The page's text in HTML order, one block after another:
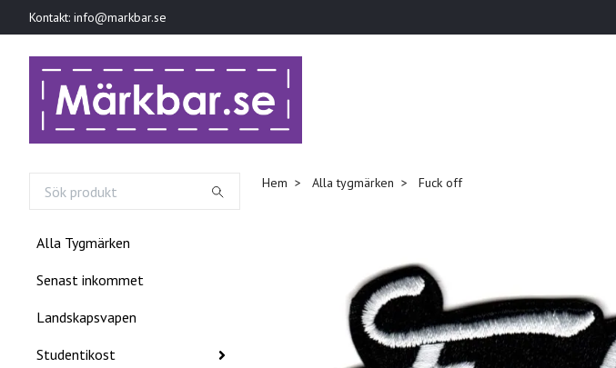
Kontakt: info@markbar.se
Alla Tygmärken
Senast inkommet
Landskapsvapen
Studentikost
Hem Alla tygmärken Fuck off